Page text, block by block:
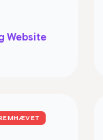
Website